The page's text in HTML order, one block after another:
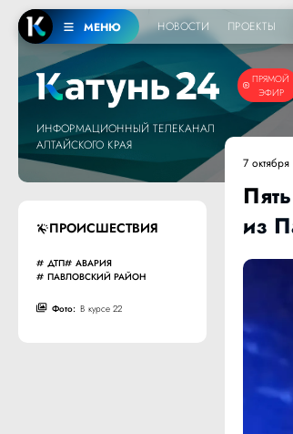
МЕНЮ НОВОСТИ ПРОЕКТЫ
ПРЯМОЙ
ЭФИР
ИНФОРМАЦИОННЫЙ ТЕЛЕКАНАЛ
АЛТАЙСКОГО КРАЯ
ПРОИСШЕСТВИЯ
ДТП
АВАРИЯ
ПАВЛОВСКИЙ РАЙОН
Фото: В курсе 22
7
из